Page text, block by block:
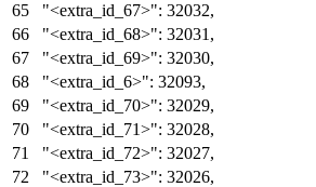
"<extra_id_67>": 32032,
"<extra_id_68>": 32031 ,
"<extra_id_69>": 32030,
"<extra_id_6>": 32093,
"<extra_id_70>": 32029,
"<extra_id_71>": 32028,
"<extra_id_72>": 32027,
"<extra_id_73>": 32026,